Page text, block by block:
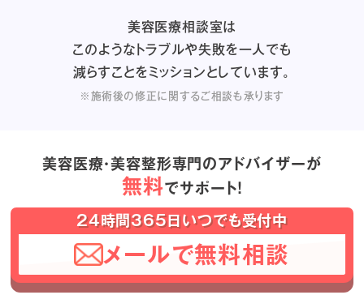
美容医療相談室は
このようなトラブルや失敗を一人でも
減らすことをミッションとしています。
※施術後の修正に関するご相談も承ります
美容医療・美容整形専門のアドバイザーが
無料でサポート！
24時間365日いつでも受付中
メールで無料相談